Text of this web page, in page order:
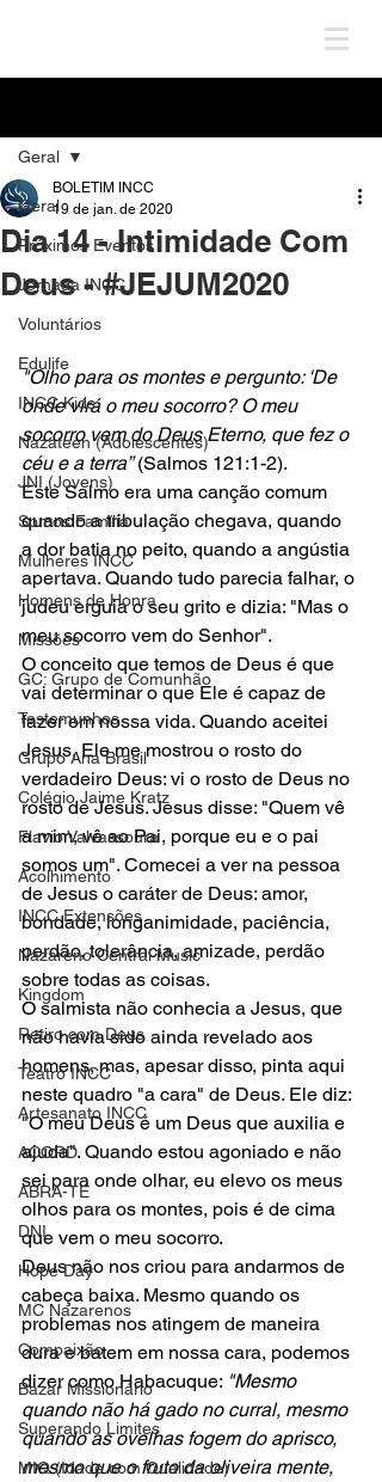
Geral
Próximos Eventos
Jornada INCC
Voluntários
Edulife
INCC Kids
Nazateen (Adolescentes)
JNI (Jovens)
Somos Família
Mulheres INCC
Homens de Honra
Missões
GC: Grupo de Comunhão
Testemunhos
Grupo Ana Brasil
Colégio Jaime Kratz
Flavio Valvassoura
Acolhimento
INCC Extensões
Nazareno Central Music
Kingdom
Retiro com Deus
Teatro INCC
Artesanato INCC
ACORD
ABRA-TE
DNI
Hope Day
MC Nazarenos
Compaixão
Bazar Missionário
Superando Limites
MIQ (Idade com Qualidade)
Geral
Dia 14 - Intimidade Com
Deus - #JEJUM2020
BOLETIM INCC
19 de jan. de 2020
"Olho para os montes e pergunto: 'De
onde virá o meu socorro? O meu
socorro vem do Deus Eterno, que fez o
céu e a terra” (Salmos 121:1-2).
Este Salmo era uma canção comum
quando a tribulação chegava, quando
a dor batia no peito, quando a angústia
apertava. Quando tudo parecia falhar, o
judeu erguia o seu grito e dizia: "Mas o
meu socorro vem do Senhor".
O conceito que temos de Deus é que
vai determinar o que Ele é capaz de
fazer em nossa vida. Quando aceitei
Jesus, Ele me mostrou o rosto do
verdadeiro Deus: vi o rosto de Deus no
rosto de Jesus. Jesus disse: "Quem vê
a mim, vê ao Pai, porque eu e o pai
somos um". Comecei a ver na pessoa
de Jesus o caráter de Deus: amor,
bondade, longanimidade, paciência,
perdão, tolerância, amizade, perdão
sobre todas as coisas.
O salmista não conhecia a Jesus, que
não havia sido ainda revelado aos
homens, mas, apesar disso, pinta aqui
neste quadro "a cara" de Deus. Ele diz:
"O meu Deus é um Deus que auxilia e
ajuda". Quando estou agoniado e não
sei para onde olhar, eu elevo os meus
olhos para os montes, pois é de cima
que vem o meu socorro.
Deus não nos criou para andarmos de
cabeça baixa. Mesmo quando os
problemas nos atingem de maneira
dura e batem em nossa cara, podemos
dizer como Habacuque: "Mesmo
quando não há gado no curral, mesmo
quando as ovelhas fogem do aprisco,
mesmo que o fruto da oliveira mente,